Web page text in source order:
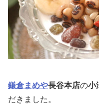
鎌倉まめや長谷本店の小
だきました。